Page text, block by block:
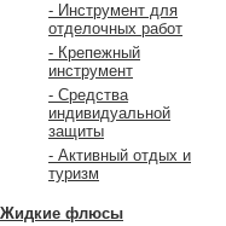
- Инструмент для
отделочных работ
- Крепежный
инструмент
- Средства
индивидуальной
защиты
- Активный отдых и
туризм
Жидкие флюсы